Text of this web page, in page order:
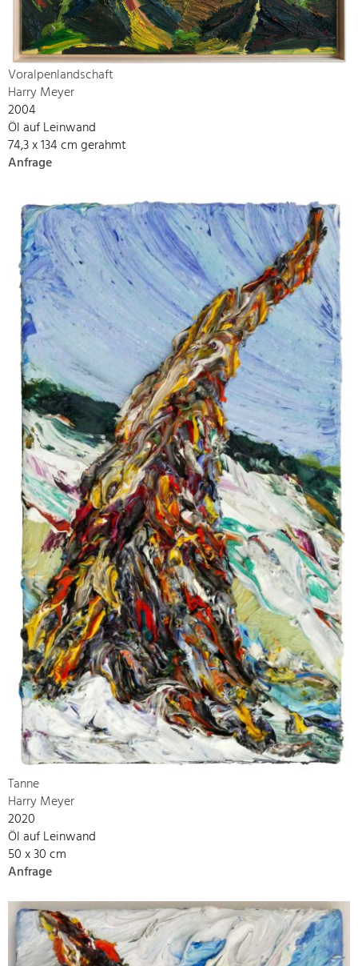
Voralpenlandschaft
Harry Meyer
2004
Öl auf Leinwand
74,3 x 134 cm gerahmt
Anfrage
Tanne
Harry Meyer
2020
Öl auf Leinwand
50 x 30 cm
Anfrage